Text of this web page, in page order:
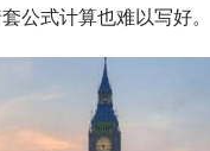
公式计算也难以写好。